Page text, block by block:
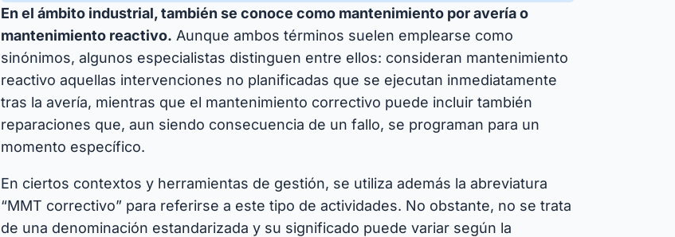
En el ámbito industrial, también se conoce como mantenimiento por avería o
mantenimiento reactivo. Aunque ambos términos suelen emplearse como
sinónimos, algunos especialistas distinguen entre ellos: consideran mantenimiento
reactivo aquellas intervenciones no planificadas que se ejecutan inmediatamente
tras la avería, mientras que el mantenimiento correctivo puede incluir también
reparaciones que, aun siendo consecuencia de un fallo, se programan para un
momento específico.
En ciertos contextos y herramientas de gestión, se utiliza además la abreviatura
“MMT correctivo” para referirse a este tipo de actividades. No obstante, no se trata
de una denominación estandarizada y su significado puede variar según la